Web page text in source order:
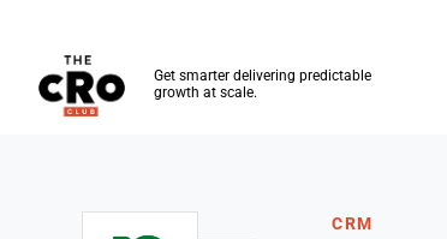
Get smarter delivering predictable
growth at scale.
CRM